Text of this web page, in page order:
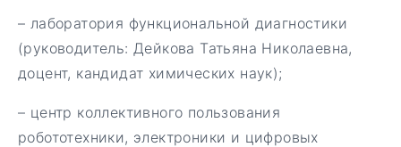
– лаборатория функциональной диагностики
(руководитель: Дейкова Татьяна Николаевна,
доцент, кандидат химических наук);
– центр коллективного пользования
робототехники, электроники и цифровых